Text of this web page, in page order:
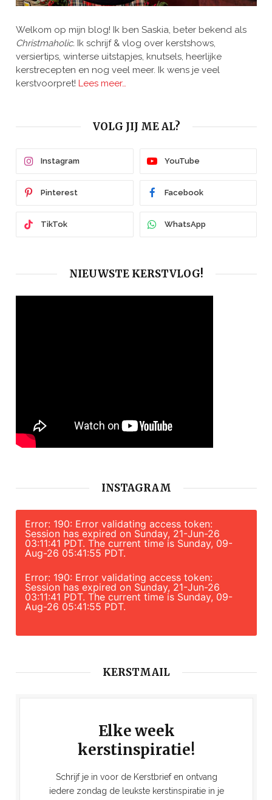
Welkom op mijn blog! Ik ben Saskia, beter bekend als
Christmaholic. Ik schrijf & vlog over kerstshows,
versiertips, winterse uitstapjes, knutsels, heerlijke
kerstrecepten en nog veel meer. Ik wens je veel
kerstvoorpret! Lees meer…
VOLG JIJ ME AL?
Instagram YouTube
Pinterest Facebook
TikTok WhatsApp
NIEUWSTE KERSTVLOG!
INSTAGRAM
Error: 190: Error validating access token:
Session has expired on Sunday, 21-Jun-26
03:11:41 PDT. The current time is Sunday, 09-
Aug-26 05:41:55 PDT.
Error: 190: Error validating access token:
Session has expired on Sunday, 21-Jun-26
03:11:41 PDT. The current time is Sunday, 09-
Aug-26 05:41:55 PDT.
KERSTMAIL
Elke week
kerstinspiratie!
Schrijf je in voor de Kerstbrief en ontvang
iedere zondag de leukste kerstinspiratie in je